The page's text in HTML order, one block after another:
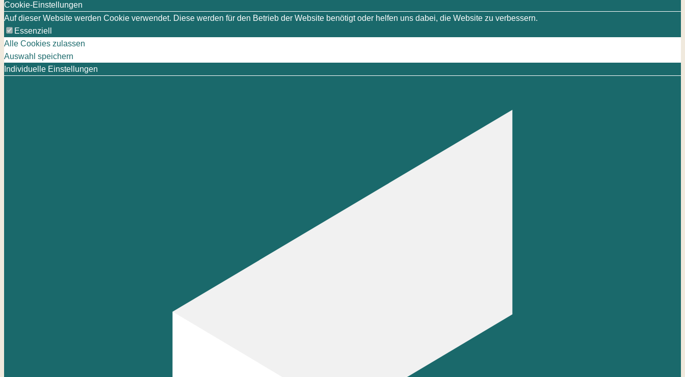
Cookie-Einstellungen
Auf dieser Website werden Cookie verwendet. Diese werden für den Betrieb der Website benötigt oder helfen uns dabei, die Website zu verbessern.
Essenziell
Alle Cookies zulassen
Auswahl speichern
Individuelle Einstellungen